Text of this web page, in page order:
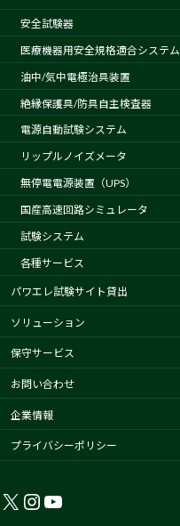
安全試験器
医療機器用安全規格適合システム
油中/気中電極治具装置
絶縁保護具/防具自主検査器
電源自動試験システム
リップルノイズメータ
無停電電源装置（UPS）
国産高速回路シミュレータ
試験システム
各種サービス
パワエレ試験サイト貸出
ソリューション
保守サービス
お問い合わせ
企業情報
プライバシーポリシー
X Instagram
YouTube